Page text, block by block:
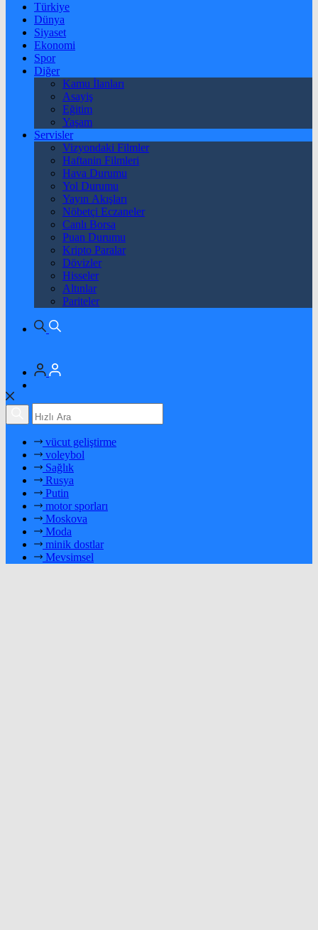
Türkiye
Dünya
Siyaset
Ekonomi
Spor
Diğer
Kamu İlanları
Asayiş
Eğitim
Yaşam
Servisler
Vizyondaki Filmler
Haftanin Filmleri
Hava Durumu
Yol Durumu
Yayın Akışları
Nöbetçi Eczaneler
Canlı Borsa
Puan Durumu
Kripto Paralar
Dövizler
Hisseler
Altınlar
Pariteler
vücut geliştirme
voleybol
Sağlık
Rusya
Putin
motor sporları
Moskova
Moda
minik dostlar
Mevsimsel